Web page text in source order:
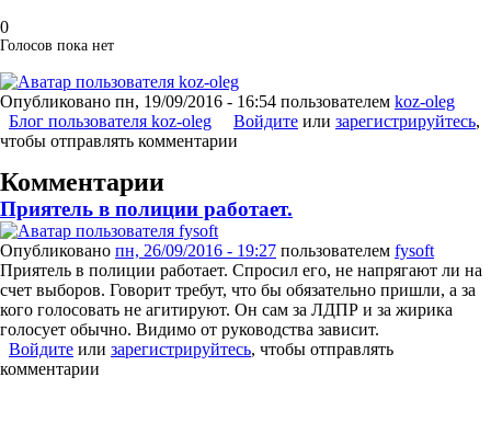
0
Голосов пока нет
Опубликовано пн, 19/09/2016 - 16:54 пользователем koz-oleg
Блог пользователя koz-oleg
Войдите или зарегистрируйтесь,
чтобы отправлять комментарии
Комментарии
Приятель в полиции работает.
Опубликовано пн, 26/09/2016 - 19:27 пользователем fysoft
Приятель в полиции работает. Спросил его, не напрягают ли на
счет выборов. Говорит требут, что бы обязательно пришли, а за
кого голосовать не агитируют. Он сам за ЛДПР и за жирика
голосует обычно. Видимо от руководства зависит.
Войдите или зарегистрируйтесь, чтобы отправлять
комментарии